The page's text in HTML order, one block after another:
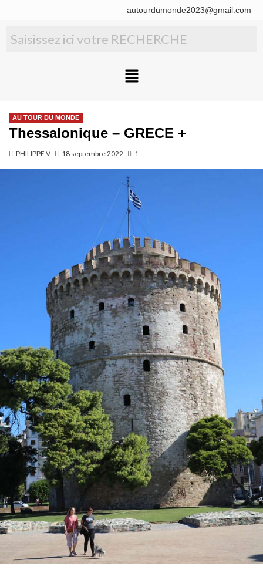
autourdumonde2023@gmail.com
AU TOUR DU MONDE
Thessalonique – GRECE +
PHILIPPE V 18 septembre 2022 1